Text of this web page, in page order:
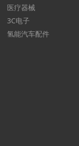
医疗器械
3C电子
氢能汽车配件